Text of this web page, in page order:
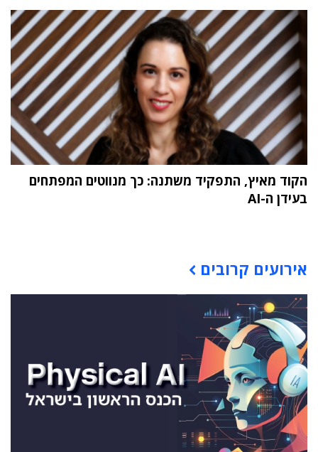
הקוד מאיץ, התפקיד משתנה: כך מנווטים המפתחים
בעידן ה-AI
אירועים קרובים